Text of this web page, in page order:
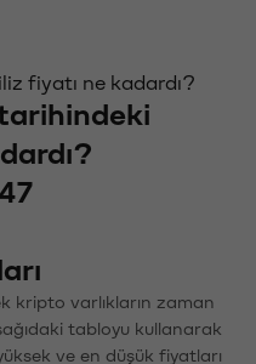
fiyatı ne kadardı?
kripto varlıkların zaman
tabloyu kullanarak
ve en düşük fiyatları